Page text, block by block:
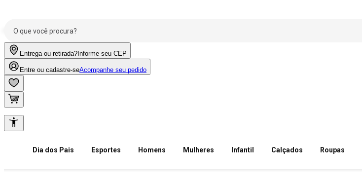
Entrega ou retirada? Informe seu CEP
Entre ou cadastre-seAcompanhe seu pedido
Dia dos Pais Esportes Homens Mulheres Infantil Calçados Roupas